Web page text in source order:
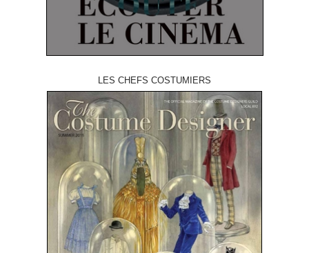
LES CHEFS COSTUMIERS